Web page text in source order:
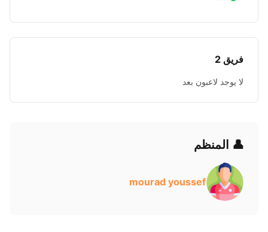
فريق 2
لا يوجد لاعبون بعد
👤 المنظم
mourad youssef